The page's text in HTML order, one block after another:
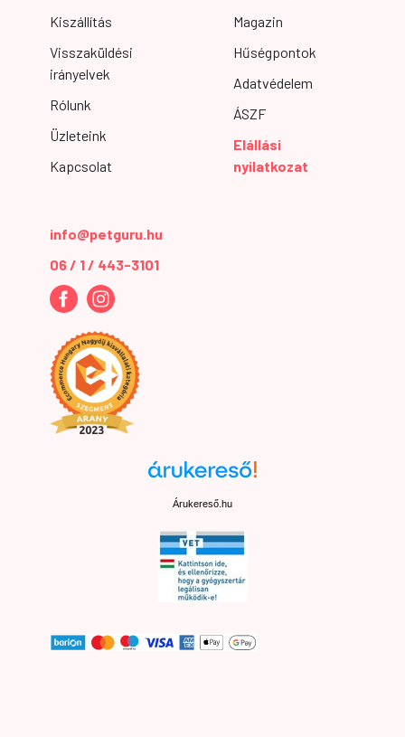
Kiszállítás
Visszaküldési
irányelvek
Rólunk
Üzleteink
Kapcsolat
Magazin
Hűségpontok
Adatvédelem
ÁSZF
Elállási
nyilatkozat
info@petguru.hu
06 / 1 / 443-3101
Árukereső.hu